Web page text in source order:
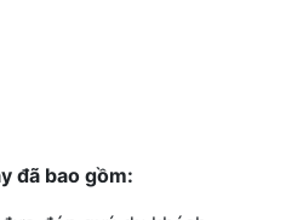
đã bao gồm: